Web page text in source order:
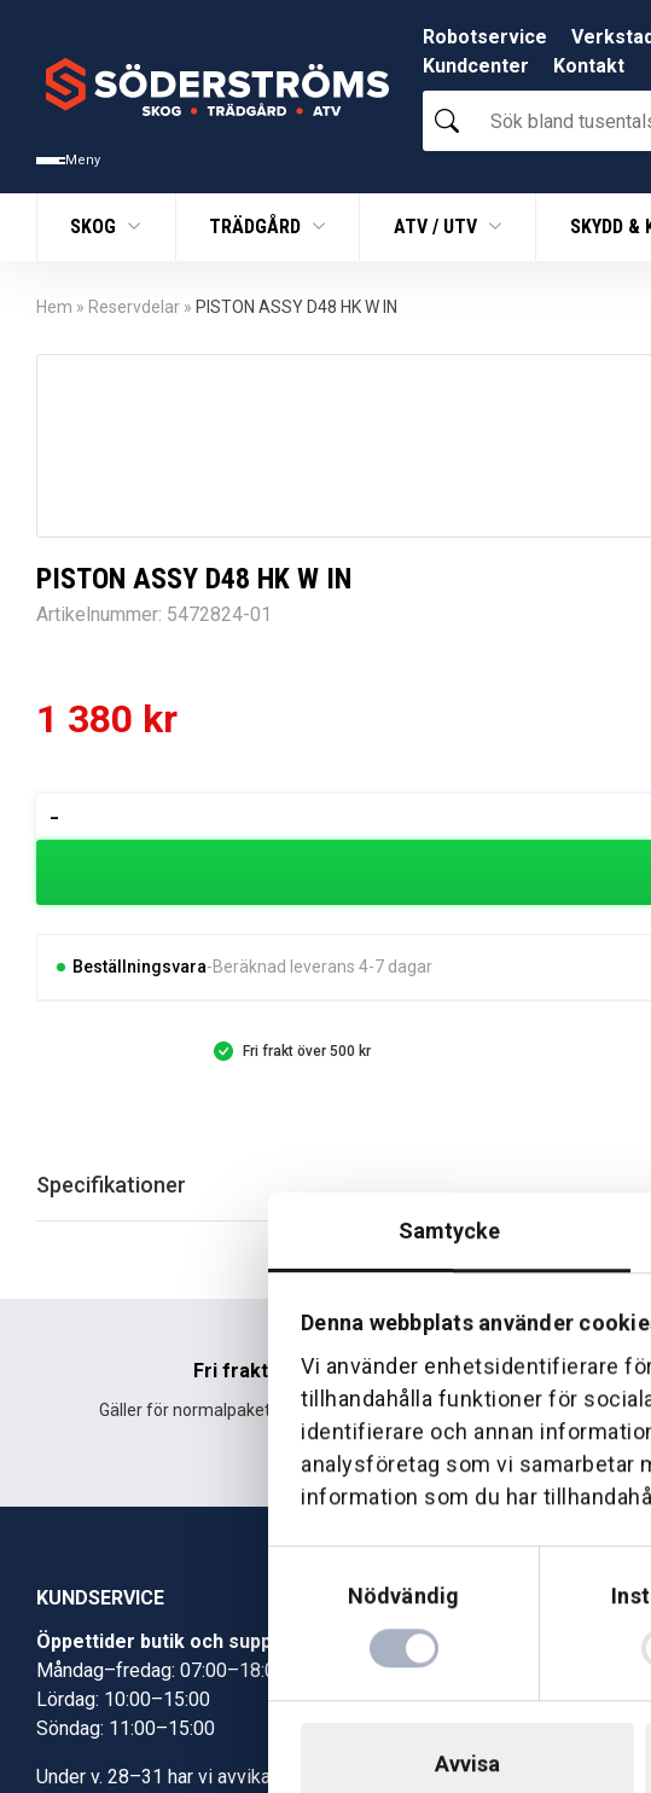
Samtycke
Denna webbplats använder
Vi använder enhetsidentifierare
tillhandahålla funktioner för
identifierare och annan
analysföretag som vi samarbetar
information som du har
Nödvändig
Avvisa
Meny
Robotservice Verkstad
Kundcenter
Kontakt
Sök
bland
produkter
SKOG TRÄDGÅRD ATV / UTV SKYDD &
Hem » Reservdelar » PISTON ASSY D48 HK W IN
PISTON ASSY D48 HK W IN
Artikelnummer: 5472824-01
1 380 kr
-
ASSY
Beställningsvara Beräknad leverans 4-7 dagar
Fri frakt över 500 kr
Specifikationer
Fri frakt
Gäller för normalpaket över 500 kr. Leverans fram till din
KUNDSERVICE
Öppettider butik och support
Måndag–fredag: 07:00–18:00
Lördag: 10:00–15:00
Söndag: 11:00–15:00
Under v. 28–31 har vi avvikande öppettider
Butik Skövde
Butik Jönköping
Kundcenter
Boka tid i verkstad